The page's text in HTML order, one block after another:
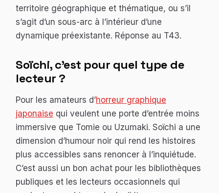
territoire géographique et thématique, ou s’il
s’agit d’un sous-arc à l’intérieur d’une
dynamique préexistante. Réponse au T43.
Soïchi, c’est pour quel type de
lecteur ?
Pour les amateurs d’horreur graphique
japonaise qui veulent une porte d’entrée moins
immersive que Tomie ou Uzumaki. Soïchi a une
dimension d’humour noir qui rend les histoires
plus accessibles sans renoncer à l’inquiétude.
C’est aussi un bon achat pour les bibliothèques
publiques et les lecteurs occasionnels qui